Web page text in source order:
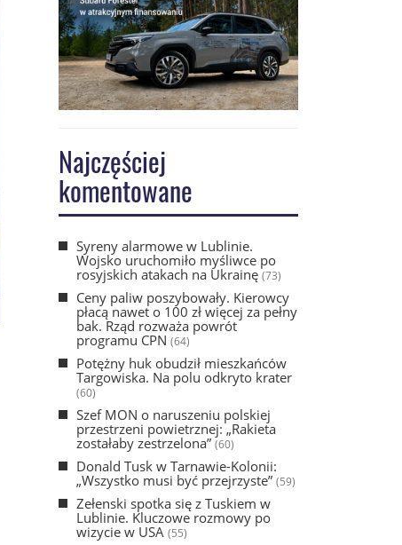
Najczęściej
komentowane
Syreny alarmowe w Lublinie.
Wojsko uruchomiło myśliwce po
rosyjskich atakach na Ukrainę(73)
Ceny paliw poszybowały. Kierowcy
płacą nawet o 100 zł więcej za pełny
bak. Rząd rozważa powrót
programu CPN (64)
Potężny huk obudził mieszkańców
Targowiska. Na polu odkryto krater
(60)
Szef MON o naruszeniu polskiej
przestrzeni powietrznej: „Rakieta
zostałaby zestrzelona” (60)
Donald Tusk w Tarnawie-Kolonii:
„Wszystko musi być przejrzyste” (59)
Zełenski spotka się z Tuskiem w
Lublinie. Kluczowe rozmowy po
wizycie w USA (55)